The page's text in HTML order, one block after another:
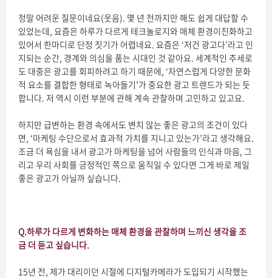
정말 어려운 질문이네요(웃음). 몇 년 전까지만 해도 쉽게 대답할 수
있었는데, 요즘은 하루가 다르게 테크놀로지와 매체 환경이진화하고
있어서 한마디로 단정 짓기가 어렵네요. 요즘은 ‘저건 광고다’라고 인
지되는 순간, 경계와 의심을 품는 시대인 것 같아요. 세계적인 추세로
도 대중은 광고를 회피하려고 하기 때문에, ‘자연스럽게 다양한 문화
적 요소를 결합한 형태로 녹아들기’가 중요한 광고 트렌드가 되는 듯
합니다. 저 역시 이런 부분에 관해 계속 관찰하며 고민하고 있고요.
하지만 급변하는 환경 속에서도 변치 않는 좋은 광고의 조건이 있다
면, ‘마케팅 수단으로서 효과적 가치를 지니고 있는가’라고 생각해요.
조금 더 욕심을 내서 광고가 마케팅을 넘어 사람들의 인식과 마음, 그
리고 우리 사회를 긍정적인 쪽으로 움직일 수 있다면 그게 바로 제일
좋은 광고가 아닐까 싶습니다.
Q.하루가 다르게 변화하는 매체 환경을 관찰하며 느끼신 생각을 조
금 더 듣고 싶습니다.
15년 전, 제가 대리이던 시절에 디지털카메라가 도입되기 시작했는